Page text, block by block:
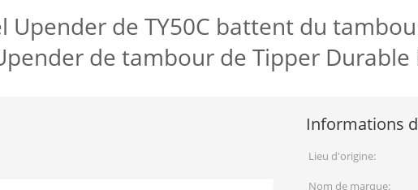
Upender de TY50C battent du
de tambour de Tipper Durable
Informations
Lieu d'origine:
Nom de marque: